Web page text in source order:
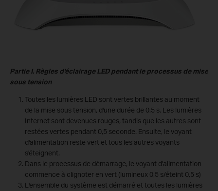
Partie I. Règles d'éclairage LED pendant le processus de mise
sous tension
Toutes les lumières LED sont vertes brillantes au moment
de la mise sous tension, d'une durée de 0,5 s. Les lumières
Internet sont devenues rouges, tandis que les autres sont
restées vertes pendant 0,5 seconde. Ensuite, le voyant
d'alimentation reste vert et tous les autres voyants
s'éteignent.
Dans le processus de démarrage, le voyant d'alimentation
commence à clignoter en vert (lumineux 0,5 s/éteint 0,5 s)
L'ensemble du système est démarré et toutes les lumières